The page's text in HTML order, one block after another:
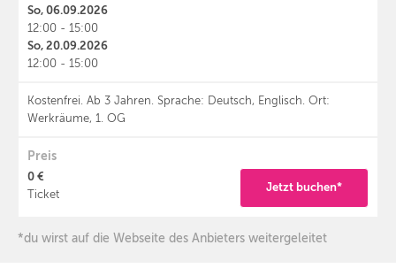
So, 06.09.2026
12:00 - 15:00
So, 20.09.2026
12:00 - 15:00
Kostenfrei. Ab 3 Jahren. Sprache: Deutsch, Englisch. Ort:
Werkräume, 1. OG
Preis
0 €
Ticket
Jetzt buchen*
*du wirst auf die Webseite des Anbieters weitergeleitet